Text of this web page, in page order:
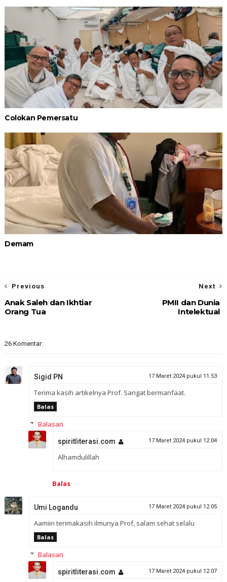
Colokan Pemersatu
Demam
Next
PMII dan Dunia
Intelektual
Previous
Anak Saleh dan Ikhtiar
Orang Tua
26 Komentar:
Sigid PN 17 Maret 2024 pukul 11.53
Terima kasih artikelnya Prof. Sangat bermanfaat.
Balas
Balasan
spiritliterasi.com 17 Maret 2024 pukul 12.04
Alhamdulillah
Balas
Umi Logandu 17 Maret 2024 pukul 12.05
Aamiin terimakasih ilmunya Prof, salam sehat selalu
Balas
Balasan
spiritliterasi.com 17 Maret 2024 pukul 12.07